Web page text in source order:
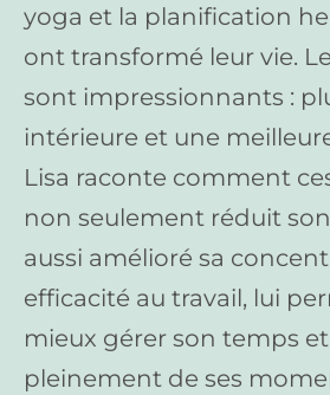
yoga et la planification
ont transformé leur vie.
sont impressionnants :
intérieure et une
Lisa raconte comment
non seulement réduit
aussi amélioré sa
efficacité au travail, lui
mieux gérer son temps
pleinement de ses